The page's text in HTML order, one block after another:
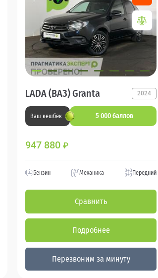
LADA (ВАЗ) Granta 2024
Ваш кешбек 5 000 баллов
947 880 ₽
Бензин Механика Передний
Сравнить
Подробнее
Перезвоним за минуту